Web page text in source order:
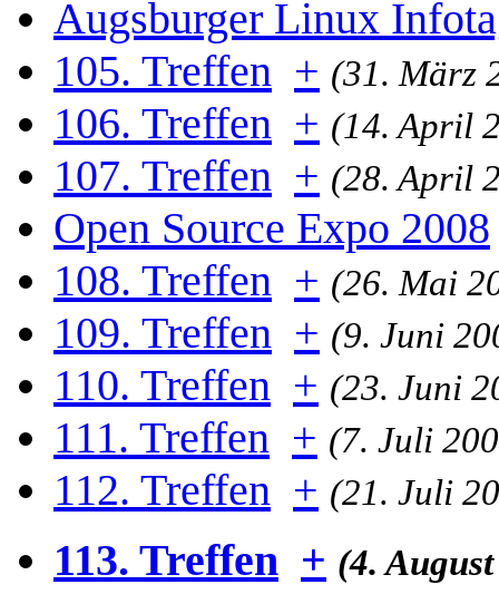
Augsburger Linux
105. Treffen + (31. März
106. Treffen + (14. April
107. Treffen + (28. April
Open Source Expo 2008
108. Treffen + (26. Mai
109. Treffen + (9. Juni
110. Treffen + (23. Juni
111. Treffen + (7. Juli
112. Treffen + (21. Juli
113. Treffen + (4.